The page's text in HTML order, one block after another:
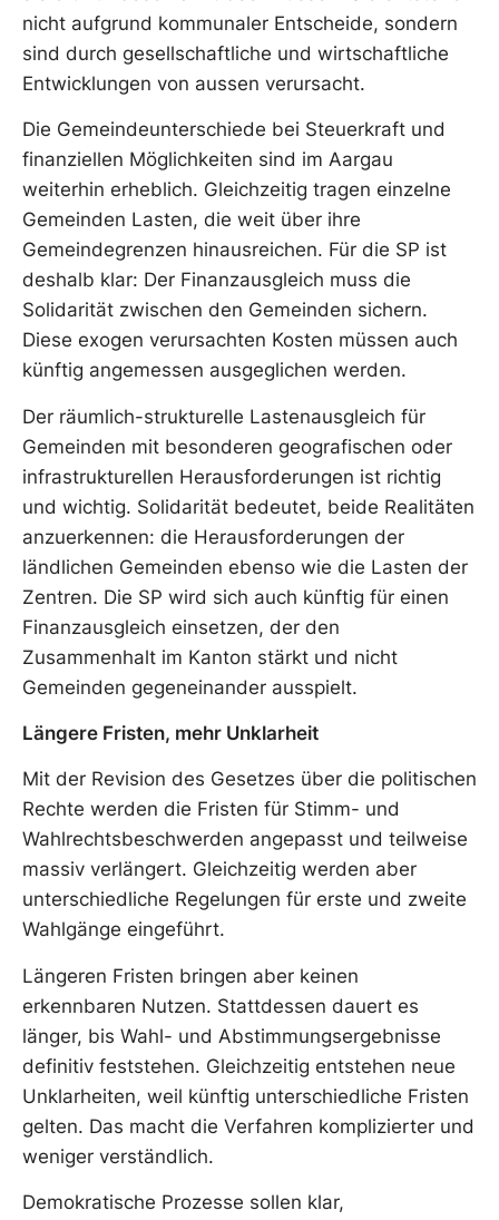
nicht aufgrund kommunaler Entscheide, sondern
sind durch gesellschaftliche und wirtschaftliche
Entwicklungen von aussen verursacht.
Die Gemeindeunterschiede bei Steuerkraft und
finanziellen Möglichkeiten sind im Aargau
weiterhin erheblich. Gleichzeitig tragen einzelne
Gemeinden Lasten, die weit über ihre
Gemeindegrenzen hinausreichen. Für die SP ist
deshalb klar: Der Finanzausgleich muss die
Solidarität zwischen den Gemeinden sichern.
Diese exogen verursachten Kosten müssen auch
künftig angemessen ausgeglichen werden.
Der räumlich-strukturelle Lastenausgleich für
Gemeinden mit besonderen geografischen oder
infrastrukturellen Herausforderungen ist richtig
und wichtig. Solidarität bedeutet, beide Realitäten
anzuerkennen: die Herausforderungen der
ländlichen Gemeinden ebenso wie die Lasten der
Zentren. Die SP wird sich auch künftig für einen
Finanzausgleich einsetzen, der den
Zusammenhalt im Kanton stärkt und nicht
Gemeinden gegeneinander ausspielt.
Längere Fristen, mehr Unklarheit
Mit der Revision des Gesetzes über die politischen
Rechte werden die Fristen für Stimm- und
Wahlrechtsbeschwerden angepasst und teilweise
massiv verlängert. Gleichzeitig werden aber
unterschiedliche Regelungen für erste und zweite
Wahlgänge eingeführt.
Längeren Fristen bringen aber keinen
erkennbaren Nutzen. Stattdessen dauert es
länger, bis Wahl- und Abstimmungsergebnisse
definitiv feststehen. Gleichzeitig entstehen neue
Unklarheiten, weil künftig unterschiedliche Fristen
gelten. Das macht die Verfahren komplizierter und
weniger verständlich.
Demokratische Prozesse sollen klar,